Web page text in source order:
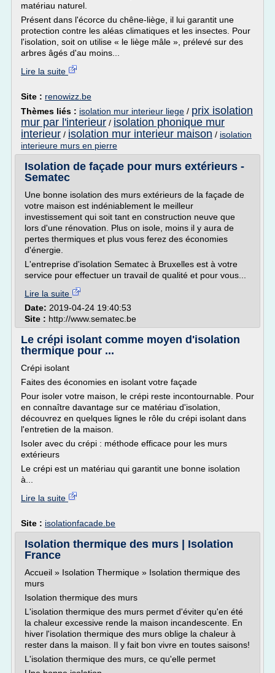
matériau naturel.
Présent dans l'écorce du chêne-liège, il lui garantit une
protection contre les aléas climatiques et les insectes. Pour
l'isolation, soit on utilise « le liège mâle », prélevé sur des
arbres âgés d'au moins...
Lire la suite
Site : renowizz.be
Thèmes liés : isolation mur interieur liege / prix isolation
mur par l'interieur / isolation phonique mur
interieur / isolation mur interieur maison / isolation
interieure murs en pierre
Isolation de façade pour murs extérieurs -
Sematec
Une bonne isolation des murs extérieurs de la façade de
votre maison est indéniablement le meilleur
investissement qui soit tant en construction neuve que
lors d'une rénovation. Plus on isole, moins il y aura de
pertes thermiques et plus vous ferez des économies
d'énergie.
L'entreprise d'isolation Sematec à Bruxelles est à votre
service pour effectuer un travail de qualité et pour vous...
Lire la suite
Date: 2019-04-24 19:40:53
Site : http://www.sematec.be
Le crépi isolant comme moyen d'isolation
thermique pour ...
Crépi isolant
Faites des économies en isolant votre façade
Pour isoler votre maison, le crépi reste incontournable. Pour
en connaître davantage sur ce matériau d'isolation,
découvrez en quelques lignes le rôle du crépi isolant dans
l'entretien de la maison.
Isoler avec du crépi : méthode efficace pour les murs
extérieurs
Le crépi est un matériau qui garantit une bonne isolation
à...
Lire la suite
Site : isolationfacade.be
Isolation thermique des murs | Isolation
France
Accueil » Isolation Thermique » Isolation thermique des
murs
Isolation thermique des murs
L'isolation thermique des murs permet d'éviter qu'en été
la chaleur excessive rende la maison incandescente. En
hiver l'isolation thermique des murs oblige la chaleur à
rester dans la maison. Il y fait bon vivre en toutes saisons!
L'isolation thermique des murs, ce qu'elle permet